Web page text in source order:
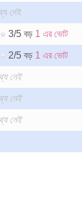
নেই
3/5 বড় 1 এর ভোট
2/5 বড় 1 এর ভোট
নেই
নেই
নেই